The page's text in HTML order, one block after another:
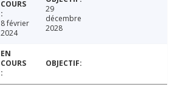
8 février
2024
29
décembre
2028